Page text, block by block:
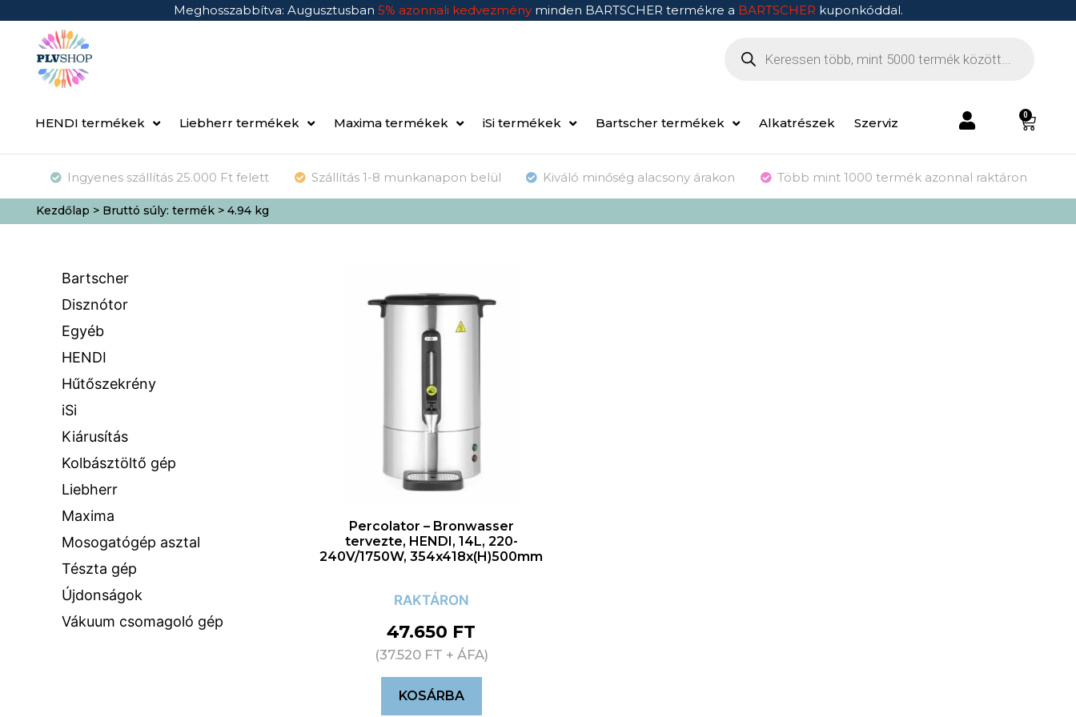
Meghosszabbítva: Augusztusban 5% azonnali kedvezmény minden BARTSCHER termékre a BARTSCHER kuponkóddal.
HENDI termékek Liebherr termékek Maxima termékek iSi termékek Bartscher termékek Alkatrészek Szerviz
0
Ingyenes szállítás 25.000 Ft felett Szállítás 1-8 munkanapon belül Kiváló minőség alacsony árakon Több mint 1000 termék azonnal raktáron
Kezdőlap > Bruttó súly: termék > 4.94 kg
Bartscher
Disznótor
Egyéb
HENDI
Hűtőszekrény
iSi
Kiárusítás
Kolbásztöltő gép
Liebherr
Maxima
Mosogatógép asztal
Tészta gép
Újdonságok
Vákuum csomagoló gép
Percolator – Bronwasser
tervezte, HENDI, 14L, 220-
240V/1750W, 354x418x(H)500mm
RAKTÁRON
47.650 FT
(37.520 FT + ÁFA)
KOSÁRBA